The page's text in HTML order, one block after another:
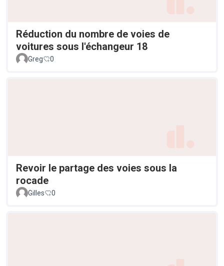
Réduction du nombre de voies de
voitures sous l'échangeur 18
Greg 0
Revoir le partage des voies sous la
rocade
Gilles 0